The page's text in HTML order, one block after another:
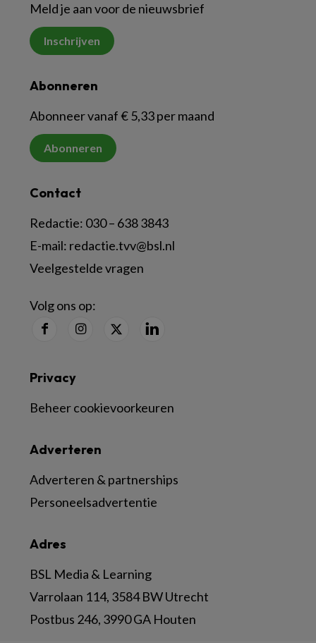
Meld je aan voor de nieuwsbrief
Inschrijven
Abonneren
Abonneer vanaf € 5,33 per maand
Abonneren
Contact
Redactie: 030 – 638 3843
E-mail: redactie.tvv@bsl.nl
Veelgestelde vragen
Volg ons op:
Adres
BSL Media & Learning
Varrolaan 114, 3584 BW Utrecht
Postbus 246, 3990 GA Houten
Adverteren
Adverteren & partnerships
Personeelsadvertentie
Privacy
Beheer cookievoorkeuren